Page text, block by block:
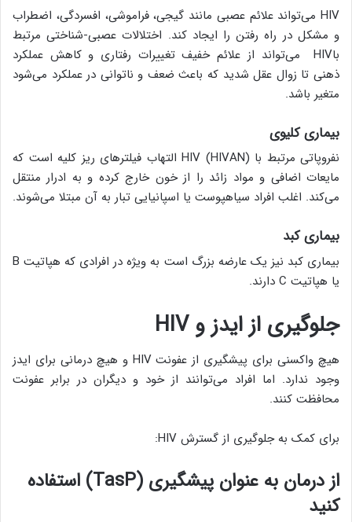
HIV می‌تواند علائم عصبی مانند گیجی، فراموشی، افسردگی، اضطراب
و مشکل در راه رفتن را ایجاد کند. اختلالات عصبی-شناختی مرتبط
باHIV می‌تواند از علائم خفیف تغییرات رفتاری و کاهش عملکرد
ذهنی تا زوال عقل شدید که باعث ضعف و ناتوانی در عملکرد می‌شود
متغیر باشد.
بیماری کلیوی
نفروپاتی مرتبط با HIV (HIVAN) التهاب فیلترهای ریز کلیه است که
مایعات اضافی و مواد زائد را از خون خارج کرده و به ادرار منتقل
می‌کند. اغلب افراد سیاهپوست یا اسپانیایی تبار به آن مبتلا می‌شوند.
بیماری کبد
بیماری کبد نیز یک عارضه بزرگ است به ویژه در افرادی که هپاتیت B
یا هپاتیت C دارند.
جلوگیری از ایدز وHIV
هیچ واکسنی برای پیشگیری از عفونت HIV و هیچ درمانی برای ایدز
وجود ندارد. اما افراد می‌توانند از خود و دیگران در برابر عفونت
محافظت کنند.
برای کمک به جلوگیری از گسترش HIV:
از درمان به عنوان پیشگیری (TasP) استفاده
کنید